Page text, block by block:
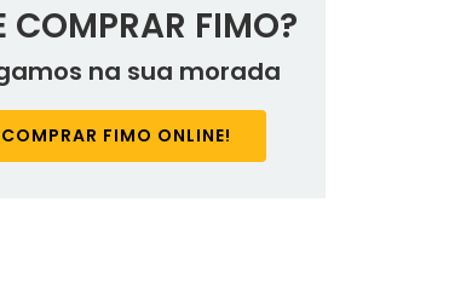
COMPRAR FIMO?
na sua morada
COMPRAR FIMO ONLINE!